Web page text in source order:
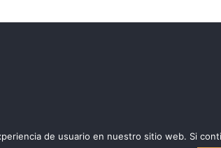
de usuario en nuestro sitio web. Si